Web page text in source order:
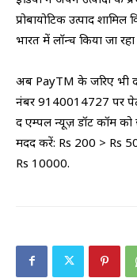
प्रोबायोटिक उत्पाद शामिल
भारत में लाॅन्च किया जा रहा
अब PayTM के जरिए भी
नंबर 9140014727 पर
द एम्पल न्यूज़ डॉट कॉम
मदद करें: Rs 200 > Rs
Rs 10000.